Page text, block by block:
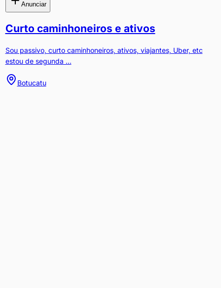
Anunciar
Curto caminhoneiros e ativos
Sou passivo, curto caminhoneiros, ativos, viajantes, Uber, etc
estou de segunda ...
Botucatu